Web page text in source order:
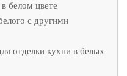
белом цвете
с другими
отделки кухни в белых